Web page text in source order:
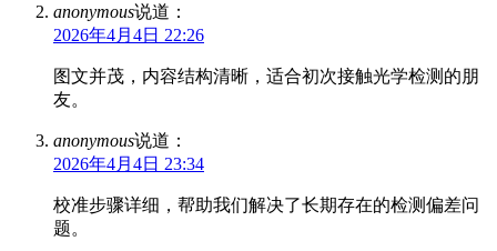
anonymous说道：
2026年4月4日 22:26
图文并茂，内容结构清晰，适合初次接触光学检测的朋
友。
anonymous说道：
2026年4月4日 23:34
校准步骤详细，帮助我们解决了长期存在的检测偏差问
题。